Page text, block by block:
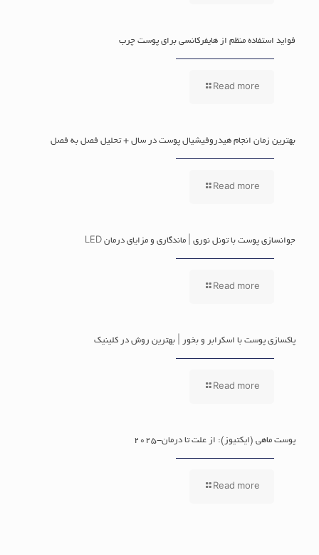
فواید استفاده منظم از هایفرکانسی برای پوست چرب
Read more
بهترین زمان انجام هیدروفیشیال پوست در سال + تحلیل فصل به فصل
Read more
جوانسازی پوست با تونل نوری | ماندگاری و مزایای درمان LED
Read more
پاکسازی پوست با اسکرابر و بخور | بهترین روش در کلینیک
Read more
پوست ماهی (ایکتیوز): از علت تا درمان-2025
Read more